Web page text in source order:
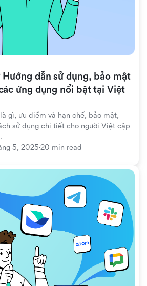
Hướng dẫn sử dụng, bảo mật
ứng dụng nổi bật tại Việt
gì, ưu điểm và hạn chế, bảo mật,
sử dụng chi tiết cho người Việt cập
5, 2025 20 min read